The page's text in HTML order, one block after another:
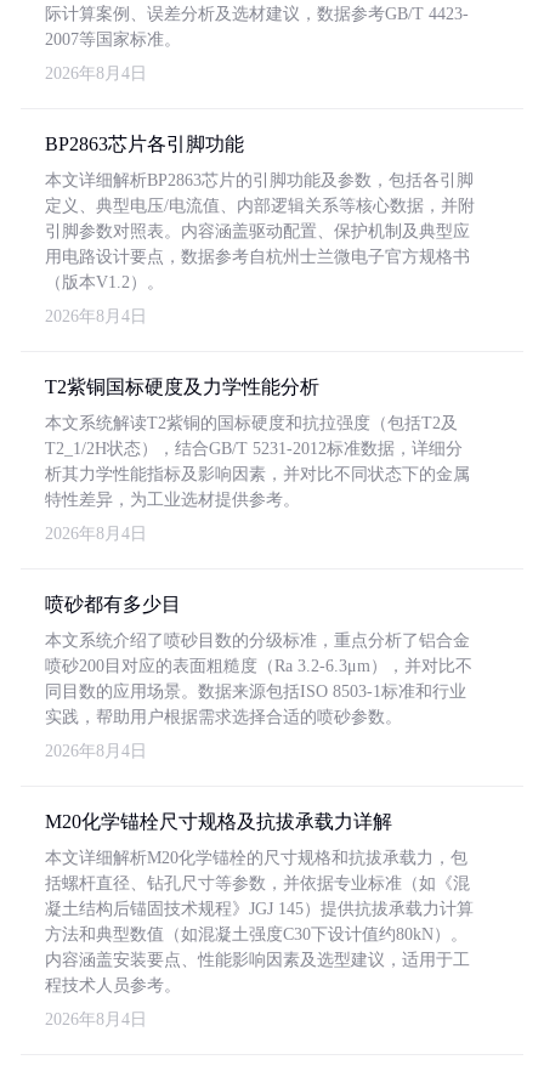
际计算案例、误差分析及选材建议，数据参考GB/T 4423-
2007等国家标准。
2026年8月4日
BP2863芯片各引脚功能
本文详细解析BP2863芯片的引脚功能及参数，包括各引脚
定义、典型电压/电流值、内部逻辑关系等核心数据，并附
引脚参数对照表。内容涵盖驱动配置、保护机制及典型应
用电路设计要点，数据参考自杭州士兰微电子官方规格书
（版本V1.2）。
2026年8月4日
T2紫铜国标硬度及力学性能分析
本文系统解读T2紫铜的国标硬度和抗拉强度（包括T2及
T2_1/2H状态），结合GB/T 5231-2012标准数据，详细分
析其力学性能指标及影响因素，并对比不同状态下的金属
特性差异，为工业选材提供参考。
2026年8月4日
喷砂都有多少目
本文系统介绍了喷砂目数的分级标准，重点分析了铝合金
喷砂200目对应的表面粗糙度（Ra 3.2-6.3μm），并对比不
同目数的应用场景。数据来源包括ISO 8503-1标准和行业
实践，帮助用户根据需求选择合适的喷砂参数。
2026年8月4日
M20化学锚栓尺寸规格及抗拔承载力详解
本文详细解析M20化学锚栓的尺寸规格和抗拔承载力，包
括螺杆直径、钻孔尺寸等参数，并依据专业标准（如《混
凝土结构后锚固技术规程》JGJ 145）提供抗拔承载力计算
方法和典型数值（如混凝土强度C30下设计值约80kN）。
内容涵盖安装要点、性能影响因素及选型建议，适用于工
程技术人员参考。
2026年8月4日